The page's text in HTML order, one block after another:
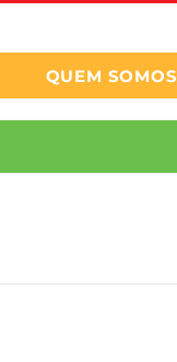
QUEM SOMOS